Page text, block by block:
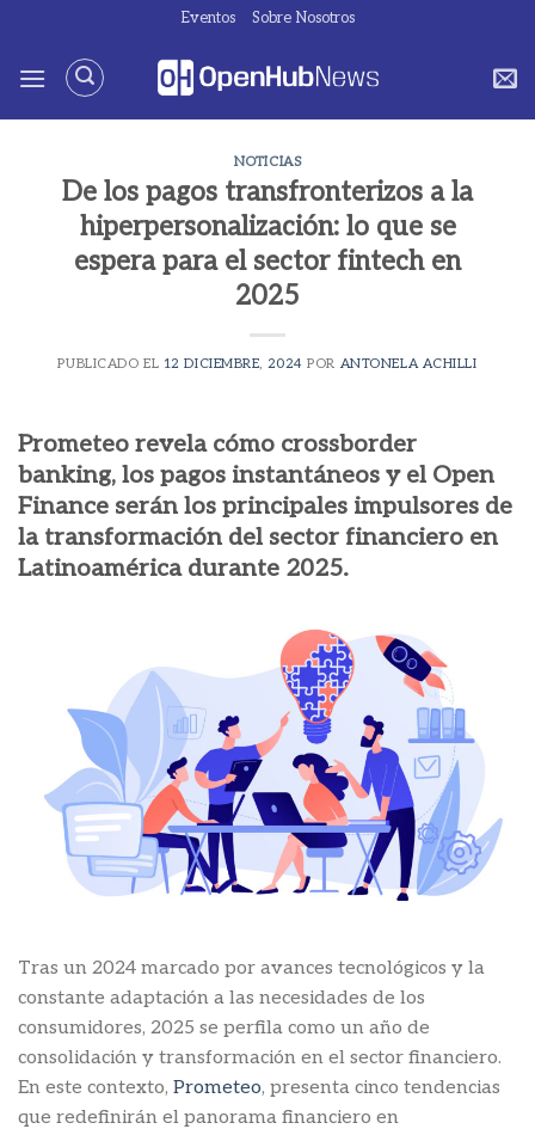
contenido
Eventos Sobre Nosotros
NOTICIAS
De los pagos transfronterizos a la
hiperpersonalización: lo que se
espera para el sector fintech en
2025
PUBLICADO EL 12 DICIEMBRE, 2024 POR ANTONELA ACHILLI
Prometeo revela cómo crossborder
banking, los pagos instantáneos y el Open
Finance serán los principales impulsores de
la transformación del sector financiero en
Latinoamérica durante 2025.
Tras un 2024 marcado por avances tecnológicos y la
constante adaptación a las necesidades de los
consumidores, 2025 se perfila como un año de
consolidación y transformación en el sector financiero.
En este contexto, Prometeo, presenta cinco tendencias
que redefinirán el panorama financiero en